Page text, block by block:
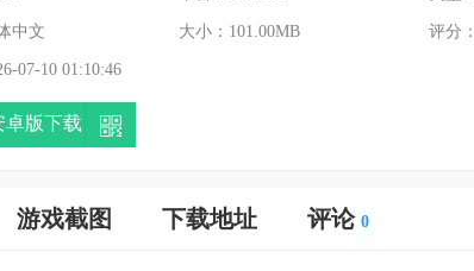
中文 大小：101.00MB 评分：
07-10 01:10:46
卓版下载
游戏截图 下载地址 评论 0